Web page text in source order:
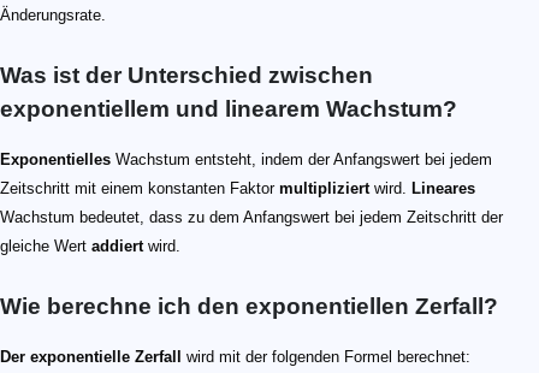
Änderungsrate.
Was ist der Unterschied zwischen
exponentiellem und linearem Wachstum?
Exponentielles Wachstum entsteht, indem der Anfangswert bei jedem
Zeitschritt mit einem konstanten Faktor multipliziertwird. Lineares
Wachstum bedeutet, dass zu dem Anfangswert bei jedem Zeitschritt der
gleiche Wert addiertwird.
Wie berechne ich den exponentiellen Zerfall?
Der exponentielle Zerfall wird mit der folgenden Formel berechnet: